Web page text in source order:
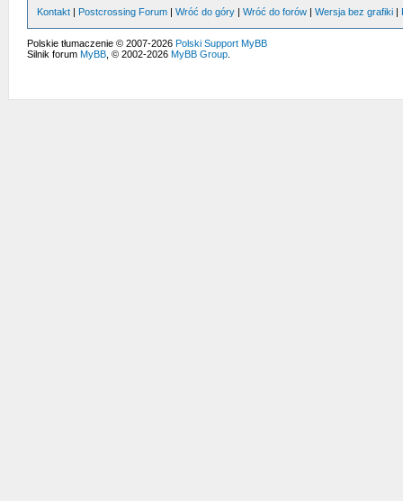
Kontakt Postcrossing Forum Wróć do góry Wróć do forów Wersja bez grafiki
Polskie tłumaczenie © 2007-2026 Polski Support MyBB
Silnik forum MyBB, © 2002-2026 MyBB Group.